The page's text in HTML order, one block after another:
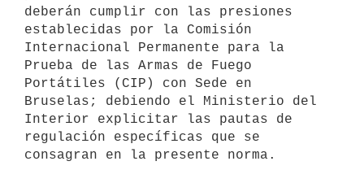
deberán cumplir con las presiones
establecidas por la Comisión
Internacional Permanente para la
Prueba de las Armas de Fuego
Portátiles (CIP) con Sede en
Bruselas; debiendo el Ministerio del
Interior explicitar las pautas de
regulación específicas que se